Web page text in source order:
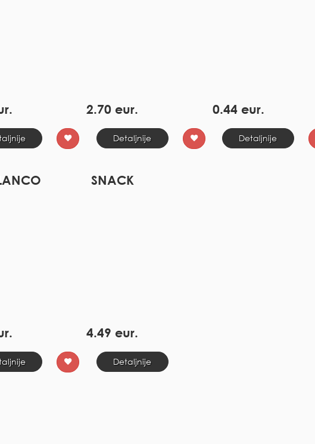
2.70 eur.
Detaljnije
0.44 eur.
Detaljnije
SNACK
4.49 eur.
Detaljnije